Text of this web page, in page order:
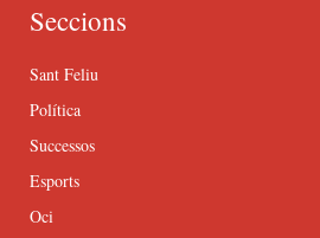
Seccions
Sant Feliu
Política
Successos
Esports
Oci